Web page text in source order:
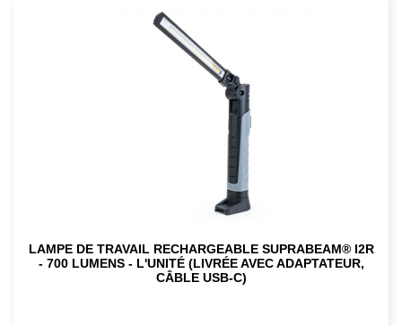
LAMPE DE TRAVAIL RECHARGEABLE SUPRABEAM® I2R
- 700 LUMENS - L'UNITÉ (LIVRÉE AVEC ADAPTATEUR,
CÂBLE USB-C)